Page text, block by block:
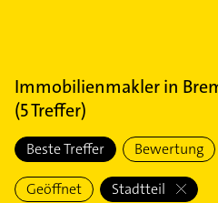
Immobilienmaklerin
(5Treffer)
Beste Treffer Bewertung
Geöffnet Stadtteil